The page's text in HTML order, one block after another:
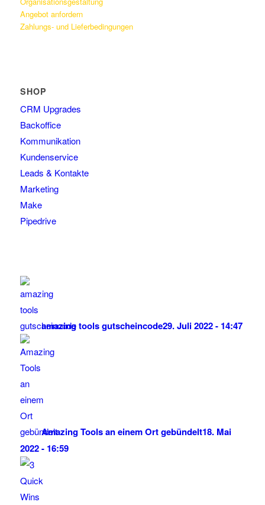
Angebot anfordern
Zahlungs- und Lieferbedingungen
SHOP
CRM Upgrades
Backoffice
Kommunikation
Kundenservice
Leads & Kontakte
Marketing
Make
Pipedrive
amazing tools gutscheincode29. Juli 2022 - 14:47
Amazing Tools an einem Ort gebündelt18. Mai
2022 - 16:59